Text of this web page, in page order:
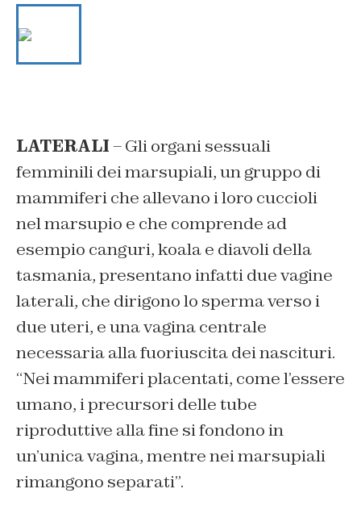
LATERALI– Gli organi sessuali
femminili dei marsupiali, un gruppo di
mammiferi che allevano i loro cuccioli
nel marsupio e che comprende ad
esempio canguri, koala e diavoli della
tasmania, presentano infatti due vagine
laterali, che dirigono lo sperma verso i
due uteri, e una vagina centrale
necessaria alla fuoriuscita dei nascituri.
“Nei mammiferi placentati, come l’essere
umano, i precursori delle tube
riproduttive alla fine si fondono in
un’unica vagina, mentre nei marsupiali
rimangono separati”.